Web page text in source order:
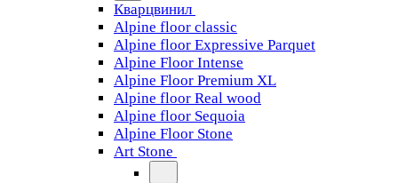
Кварцвинил
Alpine floor classic
Alpine floor Expressive Parquet
Alpine Floor Intense
Alpine Floor Premium XL
Alpine floor Real wood
Alpine floor Sequoia
Alpine Floor Stone
Art Stone